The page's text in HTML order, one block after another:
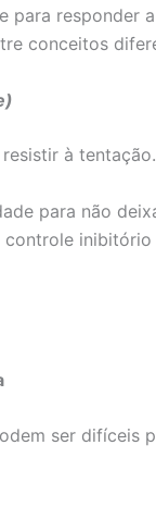
para responder
conceitos
à tentação.
para não
ser difíceis